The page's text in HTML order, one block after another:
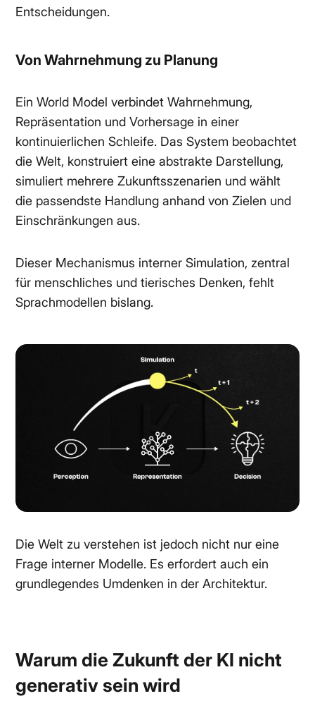
Entscheidungen.
Von Wahrnehmung zu Planung
Ein World Model verbindet Wahrnehmung,
Repräsentation und Vorhersage in einer
kontinuierlichen Schleife. Das System beobachtet
die Welt, konstruiert eine abstrakte Darstellung,
simuliert mehrere Zukunftsszenarien und wählt
die passendste Handlung anhand von Zielen und
Einschränkungen aus.
Dieser Mechanismus interner Simulation, zentral
für menschliches und tierisches Denken, fehlt
Sprachmodellen bislang.
Die Welt zu verstehen ist jedoch nicht nur eine
Frage interner Modelle. Es erfordert auch ein
grundlegendes Umdenken in der Architektur.
Warum die Zukunft der KI nicht
generativ sein wird